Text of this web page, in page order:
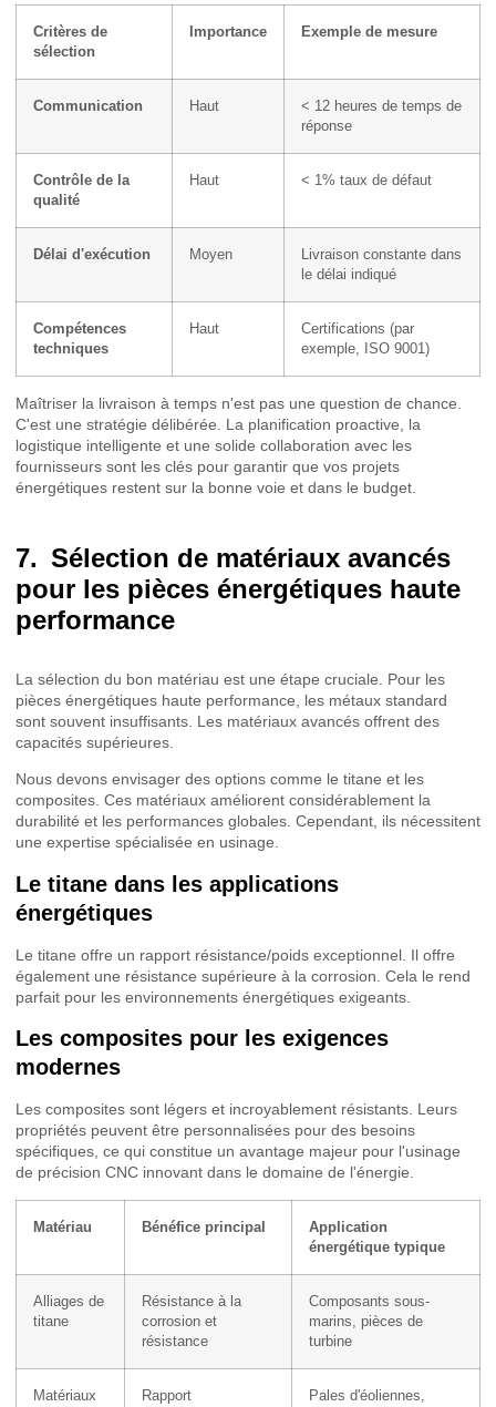
Critères de
sélection
Importance Exemple de mesure
Communication Haut
< 12 heures de temps de
réponse
Contrôle de la
qualité
Haut < 1% taux de défaut
Délai d'exécution Moyen
Livraison constante dans
le délai indiqué
Compétences
techniques
Haut
Certifications (par
exemple, ISO 9001)
Maîtriser la livraison à temps n'est pas une question de chance.
C'est une stratégie délibérée. La planification proactive, la
logistique intelligente et une solide collaboration avec les
fournisseurs sont les clés pour garantir que vos projets
énergétiques restent sur la bonne voie et dans le budget.
Sélection de matériaux avancés
pour les pièces énergétiques haute
performance
La sélection du bon matériau est une étape cruciale. Pour les
pièces énergétiques haute performance, les métaux standard
sont souvent insuffisants. Les matériaux avancés offrent des
capacités supérieures.
Nous devons envisager des options comme le titane et les
composites. Ces matériaux améliorent considérablement la
durabilité et les performances globales. Cependant, ils nécessitent
une expertise spécialisée en usinage.
Le titane dans les applications
énergétiques
Le titane offre un rapport résistance/poids exceptionnel. Il offre
également une résistance supérieure à la corrosion. Cela le rend
parfait pour les environnements énergétiques exigeants.
Les composites pour les exigences
modernes
Les composites sont légers et incroyablement résistants. Leurs
propriétés peuvent être personnalisées pour des besoins
spécifiques, ce qui constitue un avantage majeur pour l'usinage
de précision CNC innovant dans le domaine de l'énergie.
Matériau Bénéfice principal
Application
énergétique typique
Alliages de
titane
Résistance à la
corrosion et
résistance
Composants sous-
marins, pièces de
turbine
Matériaux Rapport Pales d'éoliennes,